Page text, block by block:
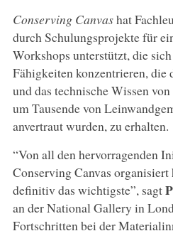
Conserving Canvashat
durch Schulungsprojekte für
Workshops unterstützt, die
Fähigkeiten konzentrieren, die
und das technische Wissen
um Tausende von
anvertraut wurden, zu erhalten.
“Von all den hervorragenden
Conserving Canvas
definitiv das wichtigste”, sagt
an der National Gallery in
Fortschritten bei der